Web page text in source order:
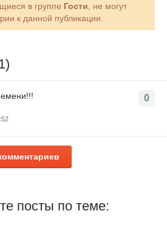
в группе Гости , не могут
к данной публикации.
0
посты по теме: